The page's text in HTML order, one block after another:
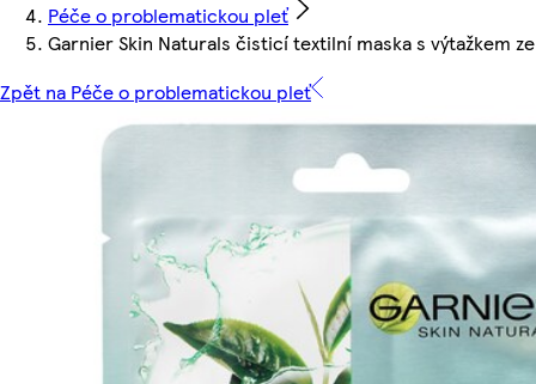
Péče o problematickou pleť
Garnier Skin Naturals čisticí textilní maska s výtažkem
Zpět na Péče o problematickou pleť